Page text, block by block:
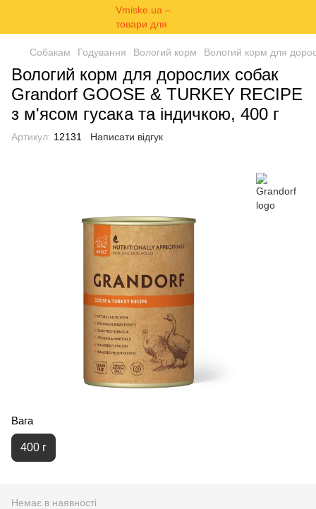
Собакам Годування Вологий корм Вологий корм для
Вологий корм для дорослих собак
Grandorf GOOSE & TURKEY RECIPE
з м'ясом гусака та індичкою, 400 г
Артикул: 12131 Написати відгук
Вага
400 г
Немає в наявності